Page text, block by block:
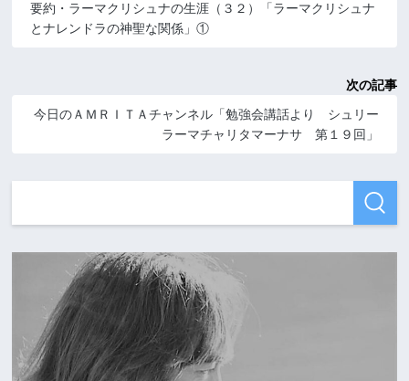
要約・ラーマクリシュナの生涯（３２）「ラーマクリシュナ
とナレンドラの神聖な関係」①
次の記事
今日のＡＭＲＩＴＡチャンネル「勉強会講話より シュリー
ラーマチャリタマーナサ 第１９回」